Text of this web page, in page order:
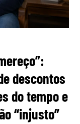
descontos
do tempo e
“injusto”